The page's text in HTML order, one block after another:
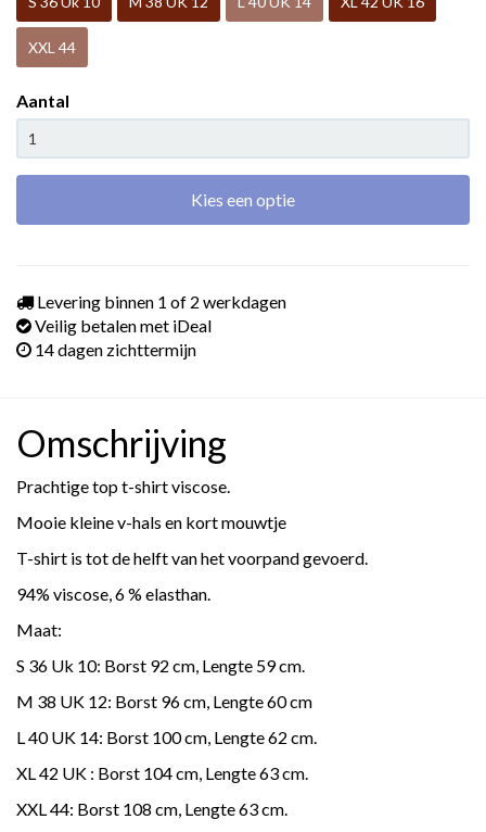
XXL 44
Aantal
Kies een optie
Levering binnen 1 of 2 werkdagen
Veilig betalen met iDeal
14 dagen zichttermijn
Omschrijving
Prachtige top t-shirt viscose.
Mooie kleine v-hals en kort mouwtje
T-shirt is tot de helft van het voorpand gevoerd.
94% viscose, 6 % elasthan.
Maat:
S 36 Uk 10: Borst 92 cm, Lengte 59 cm.
M 38 UK 12: Borst 96 cm, Lengte 60 cm
L 40 UK 14: Borst 100 cm, Lengte 62 cm.
XL 42 UK : Borst 104 cm, Lengte 63 cm.
XXL 44: Borst 108 cm, Lengte 63 cm.